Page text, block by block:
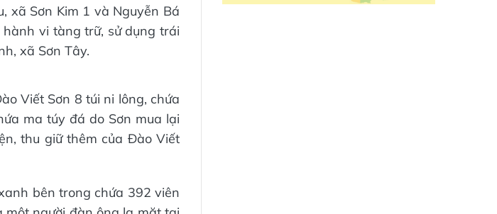
xã Sơn Kim 1 và Nguyễn Bá
hành vi tàng trữ, sử dụng trái
xã Sơn Tây.
Viết Sơn 8 túi ni lông, chứa
ma túy đá do Sơn mua lại
thu giữ thêm của Đào Viết
bên trong chứa 392 viên